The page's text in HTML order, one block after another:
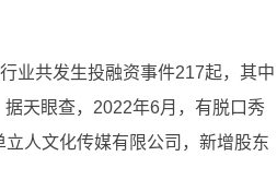
业共发生投融资事件217起，其中
天眼查，2022年6月，有脱口秀
立人文化传媒有限公司，新增股东